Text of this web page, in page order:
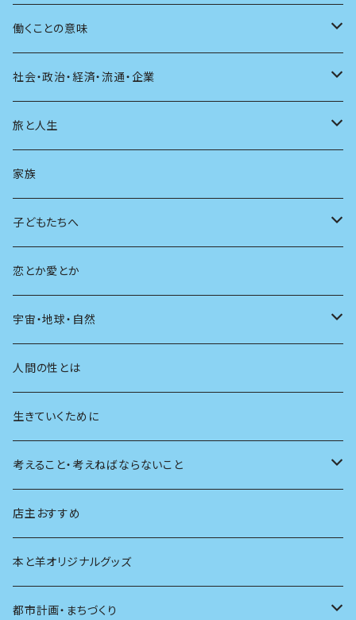
自伝・伝記
ファッション
建築
スポーツ
AIと社会
広告
マガジン
その他
アニメ
日本の芸能
海外絵本
童話
その他
その他
カウンセリング
人間関係
健康
料理
育児
日常生活
学ぶ楽しみ
働くことの意味
仕事のヒント
社会・政治・経済・流通・企業
過去
現在
未来
旅と人生
旅
人生
家族
子どもたちへ
教育
友達
学校
恋とか愛とか
宇宙・地球・自然
動物
植物
天体
生物
人間の性とは
生きていくために
考えること・考えねばならないこと
創元社 シリーズ「あいだで考える」
店主おすすめ
本と羊オリジナルグッズ
都市計画・まちづくり